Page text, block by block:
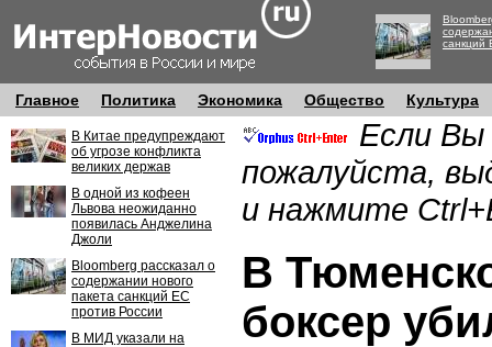
санкций
Главное Политика Экономика Общество Культура
В Китае предупреждают
об угрозе конфликта
великих держав
В одной из кофеен
Львова неожиданно
появилась Анджелина
Джоли
Bloomberg рассказал о
содержании нового
пакета санкций ЕС
против России
В МИД указали на
Если Вы
пожалуйста,
и нажмите
В
боксер